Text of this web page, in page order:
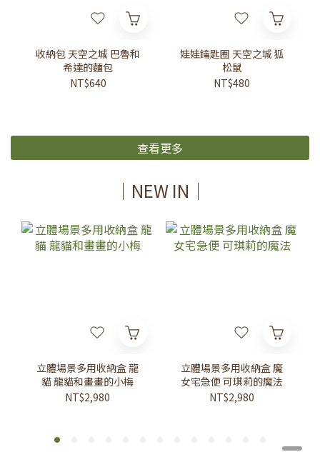
收納包 天空之城 巴魯和
希達的麵包
NT$640
娃娃鑰匙圈 天空之城 狐
松鼠
NT$480
查看更多
｜NEW IN｜
立體場景多用收納盒 龍
貓 龍貓和畫畫的小梅
NT$2,980
立體場景多用收納盒 魔
女宅急便 可琪莉的魔法
NT$2,980